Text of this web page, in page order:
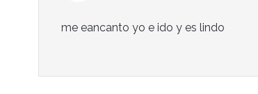
me eancanto yo e ido y es lindo